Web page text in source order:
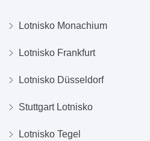
Lotnisko Monachium
Lotnisko Frankfurt
Lotnisko Düsseldorf
Stuttgart Lotnisko
Lotnisko Tegel